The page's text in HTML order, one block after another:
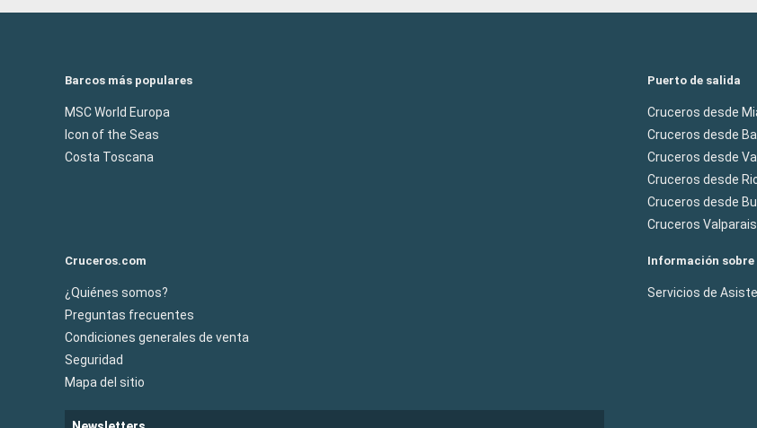
Barcos más populares
MSC World Europa
Icon of the Seas
Costa Toscana
Puerto de salida
Cruceros desde
Cruceros desde
Cruceros desde
Cruceros desde
Cruceros desde
Cruceros
Cruceros.com
¿Quiénes somos?
Preguntas frecuentes
Condiciones generales de venta
Seguridad
Mapa del sitio
Información
Servicios de